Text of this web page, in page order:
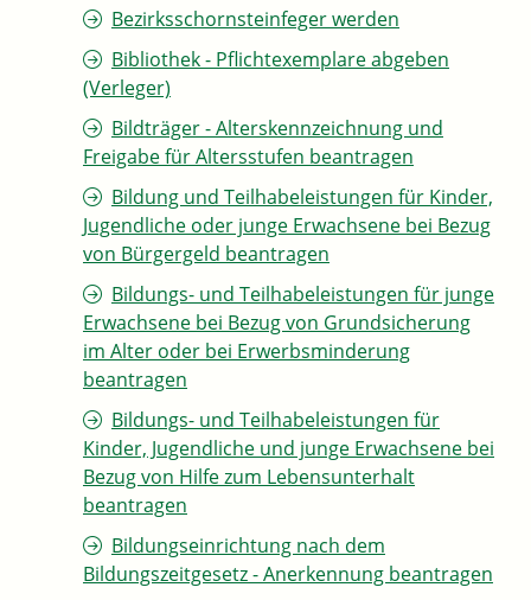
Bezirksschornsteinfeger werden
Bibliothek - Pflichtexemplare abgeben
(Verleger)
Bildträger - Alterskennzeichnung und
Freigabe für Altersstufen beantragen
Bildung und Teilhabeleistungen für Kinder,
Jugendliche oder junge Erwachsene bei Bezug
von Bürgergeld beantragen
Bildungs- und Teilhabeleistungen für junge
Erwachsene bei Bezug von Grundsicherung
im Alter oder bei Erwerbsminderung
beantragen
Bildungs- und Teilhabeleistungen für
Kinder, Jugendliche und junge Erwachsene bei
Bezug von Hilfe zum Lebensunterhalt
beantragen
Bildungseinrichtung nach dem
Bildungszeitgesetz - Anerkennung beantragen